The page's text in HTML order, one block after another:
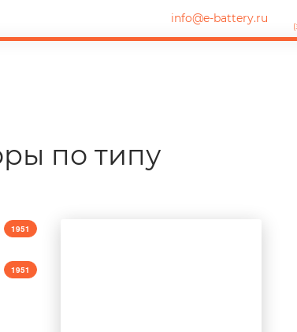
info@e-battery.ru
по типу
1951
1951